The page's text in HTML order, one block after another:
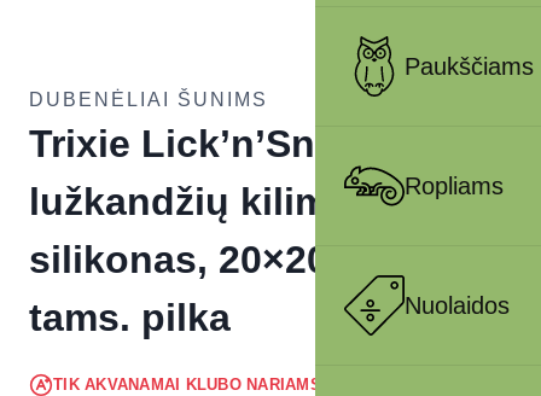
Paukščiams
Ropliams
Nuolaidos
DUBENĖLIAI ŠUNIMS
Trixie Lick’n’Snack
lužkandžių kilimėlis,
silikonas, 20×20 cm,
tams. pilka
TIK AKVANAMAI KLUBO NARIAMS